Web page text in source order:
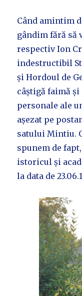
Când amintim
gândim fără să
respectiv Ion
indestructibil
și Hordoul de
câștigă faimă
personale ale
așezat pe
satului Mintiu.
spunem de
istoricul și
la data de